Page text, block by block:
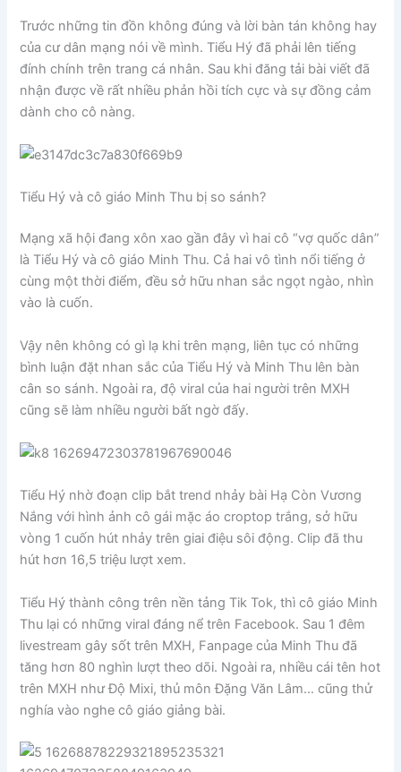
Trước những tin đồn không đúng và lời bàn tán không hay
của cư dân mạng nói về mình. Tiểu Hý đã phải lên tiếng
đính chính trên trang cá nhân. Sau khi đăng tải bài viết đã
nhận được về rất nhiều phản hồi tích cực và sự đồng cảm
dành cho cô nàng.
Tiểu Hý và cô giáo Minh Thu bị so sánh?
Mạng xã hội đang xôn xao gần đây vì hai cô “vợ quốc dân”
là Tiểu Hý và cô giáo Minh Thu. Cả hai vô tình nổi tiếng ở
cùng một thời điểm, đều sở hữu nhan sắc ngọt ngào, nhìn
vào là cuốn.
Vậy nên không có gì lạ khi trên mạng, liên tục có những
bình luận đặt nhan sắc của Tiểu Hý và Minh Thu lên bàn
cân so sánh. Ngoài ra, độ viral của hai người trên MXH
cũng sẽ làm nhiều người bất ngờ đấy.
Tiểu Hý nhờ đoạn clip bắt trend nhảy bài Hạ Còn Vương
Nắng với hình ảnh cô gái mặc áo croptop trắng, sở hữu
vòng 1 cuốn hút nhảy trên giai điệu sôi động. Clip đã thu
hút hơn 16,5 triệu lượt xem.
Tiểu Hý thành công trên nền tảng Tik Tok, thì cô giáo Minh
Thu lại có những viral đáng nể trên Facebook. Sau 1 đêm
livestream gây sốt trên MXH, Fanpage của Minh Thu đã
tăng hơn 80 nghìn lượt theo dõi. Ngoài ra, nhiều cái tên hot
trên MXH như Độ Mixi, thủ môn Đặng Văn Lâm… cũng thử
nghía vào nghe cô giáo giảng bài.